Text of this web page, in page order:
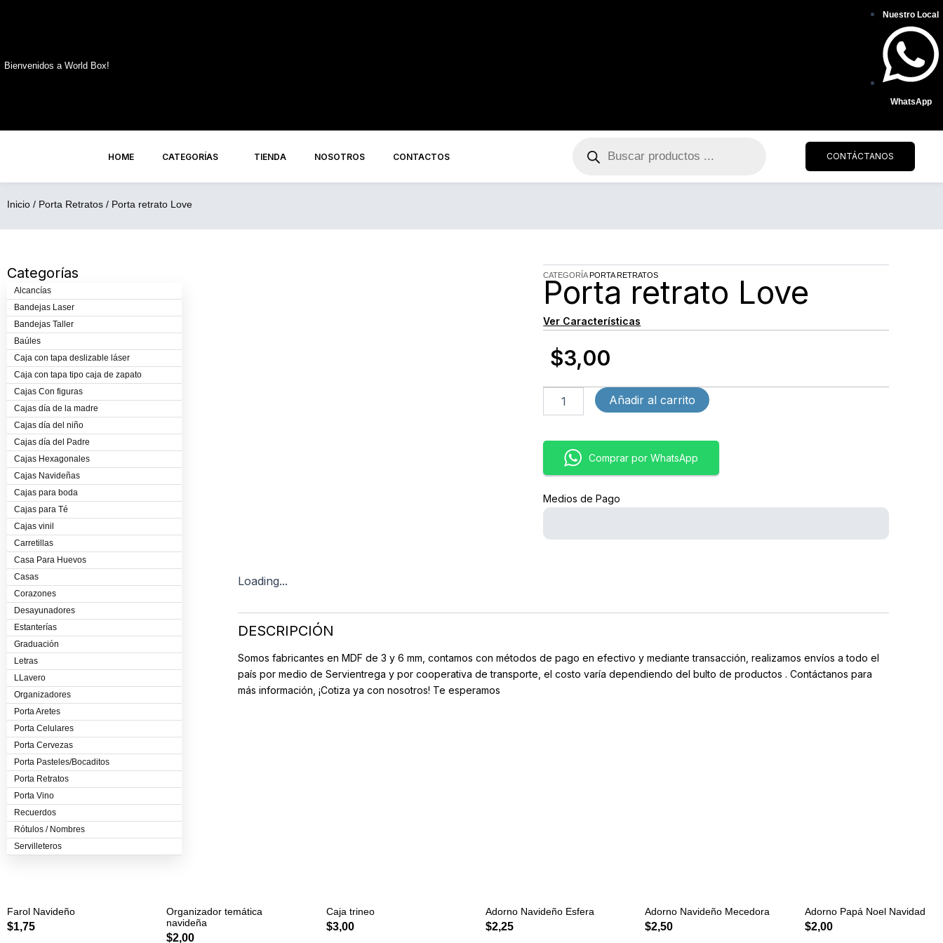
Bienvenidos a World Box!
Nuestro Local
WhatsApp
HOME CATEGORÍAS TIENDA NOSOTROS CONTACTOS
productos
CONTÁCTANOS
Inicio / Porta Retratos / Porta retrato Love
Categorías
Alcancías
Bandejas Laser
Bandejas Taller
Baúles
Caja con tapa deslizable láser
Caja con tapa tipo caja de zapato
Cajas Con figuras
Cajas día de la madre
Cajas día del niño
Cajas día del Padre
Cajas Hexagonales
Cajas Navideñas
Cajas para boda
Cajas para Té
Cajas vinil
Carretillas
Casa Para Huevos
Casas
Corazones
Desayunadores
Estanterías
Graduación
Letras
LLavero
Organizadores
Porta Aretes
Porta Celulares
Porta Cervezas
Porta Pasteles/Bocaditos
Porta Retratos
Porta Vino
Recuerdos
Rótulos / Nombres
Servilleteros
CATEGORÍAPORTA RETRATOS
Porta retrato Love
Ver Características
$3,00
retrato
Añadir al carrito
Comprar por WhatsApp
Medios de Pago
Loading...
DESCRIPCIÓN
Somos fabricantes en MDF de 3 y 6 mm, contamos con métodos de pago en efectivo y mediante transacción, realizamos envíos a todo el
país por medio de Servientrega y por cooperativa de transporte, el costo varía dependiendo del bulto de productos . Contáctanos para
más información, ¡Cotiza ya con nosotros! Te esperamos
Farol Navideño
$1,75
Organizador temática
navideña
$2,00
Caja trineo
$3,00
Adorno Navideño Esfera
$2,25
Adorno Navideño Mecedora
$2,50
Adorno Papá Noel Navidad
$2,00